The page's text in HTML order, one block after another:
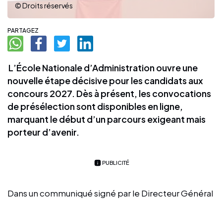
© Droits réservés
PARTAGEZ
L’École Nationale d’Administration ouvre une
nouvelle étape décisive pour les candidats aux
concours 2027. Dès à présent, les convocations
de présélection sont disponibles en ligne,
marquant le début d’un parcours exigeant mais
porteur d’avenir.
PUBLICITÉ
Dans un communiqué signé par le Directeur Général